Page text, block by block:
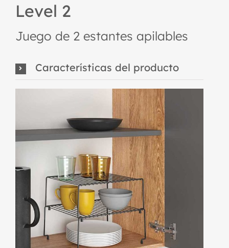
Level 2
Juego de 2 estantes apilables
Características del producto